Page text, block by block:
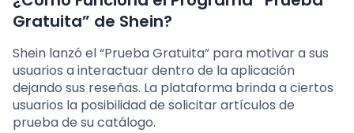
Gratuita” de Shein?
Shein lanzó el “Prueba Gratuita” para motivar a sus
usuarios a interactuar dentro de la aplicación
dejando sus reseñas. La plataforma brinda a ciertos
usuarios la posibilidad de solicitar artículos de
prueba de su catálogo.